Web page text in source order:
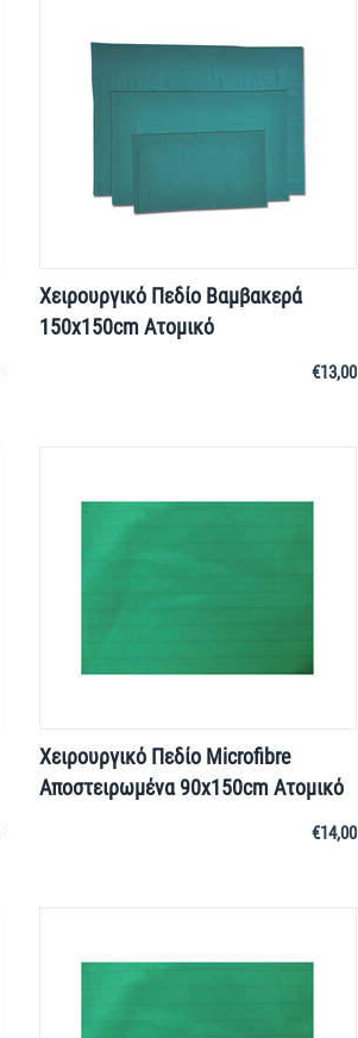
Χειρουργικό Πεδίο Βαμβακερά
150x150cm Ατομικό
€13,00
Χειρουργικό Πεδίο Microfibre
Αποστειρωμένα 90x150cm Ατομικό
€14,00